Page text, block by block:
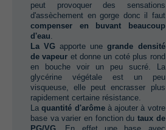
peut provoquer des sensations
d'assèchement en gorge donc il faut‭
compenser en buvant beaucoup
d'eau.
La VG‭ ‬apporte une‭ ‬grande densité
de vapeur‭ ‬et donne un coté plus rond
en bouche voir un peu sucré.‭ ‬La
glycérine végétale est un peu
visqueuse,‭ ‬elle peut encrasser plus
rapidement certaine résistance.
La‭ ‬quantité d'arômeà ajouter à votre
base va varier en fonction du‭ ‬ taux de